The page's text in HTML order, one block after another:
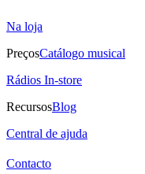
Na loja
PreçosCatálogo musical
Rádios In-store
RecursosBlog
Central de ajuda
Contacto